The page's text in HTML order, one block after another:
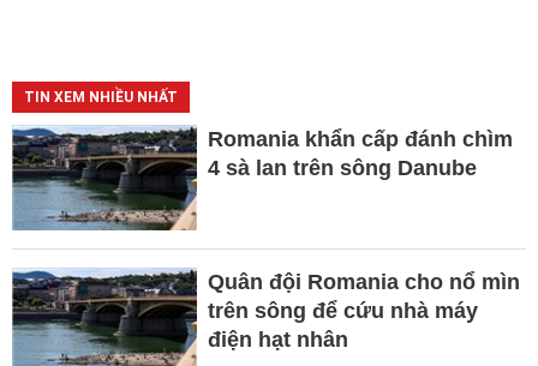
TIN XEM NHIỀU NHẤT
Romania khẩn cấp đánh chìm
4 sà lan trên sông Danube
Quân đội Romania cho nổ mìn
trên sông để cứu nhà máy
điện hạt nhân